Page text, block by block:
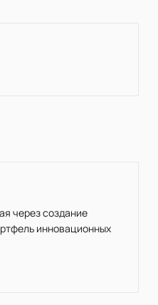
через создание
инновационных